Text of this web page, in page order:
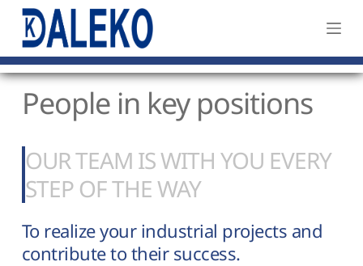
S
k
i
p
c
e
n
People in key positions
OUR TEAM IS WITH YOU EVERY
STEP OF THE WAY
To realize your industrial projects and
contribute to their success.